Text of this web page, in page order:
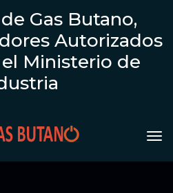
Gas Butano,
Autorizados
el Ministerio de